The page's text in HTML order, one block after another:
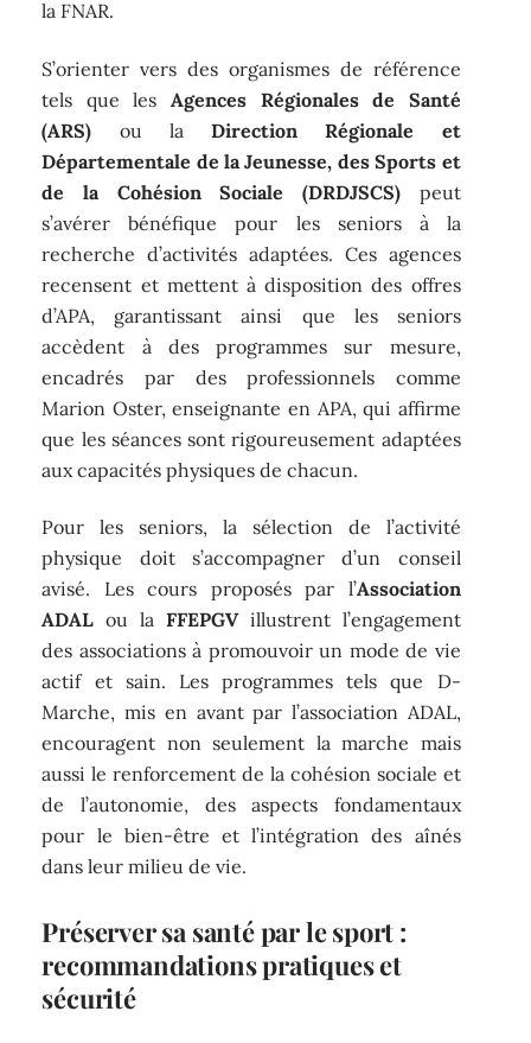
la FNAR.
S’orienter vers des organismes de référence
tels que les Agences Régionales de Santé
(ARS) ou laDirection Régionale et
Départementale de la Jeunesse, des Sports et
de la Cohésion Sociale (DRDJSCS)peut
s’avérer bénéfique pour les seniors à la
recherche d’activités adaptées. Ces agences
recensent et mettent à disposition des offres
d’APA, garantissant ainsi que les seniors
accèdent à des programmes sur mesure,
encadrés par des professionnels comme
Marion Oster, enseignante en APA, qui affirme
que les séances sont rigoureusement adaptées
aux capacités physiques de chacun.
Pour les seniors, la sélection de l’activité
physique doit s’accompagner d’un conseil
avisé. Les cours proposés par l’Association
ADAL ou la FFEPGVillustrent l’engagement
des associations à promouvoir un mode de vie
actif et sain. Les programmes tels que D-
Marche, mis en avant par l’association ADAL,
encouragent non seulement la marche mais
aussi le renforcement de la cohésion sociale et
de l’autonomie, des aspects fondamentaux
pour le bien-être et l’intégration des aînés
dans leur milieu de vie.
Préserver sa santé par le sport :
recommandations pratiques et
sécurité